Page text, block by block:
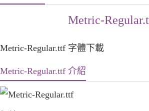
Metric-
Metric-Regular.ttf 字體下載
Metric-Regular.ttf 介紹